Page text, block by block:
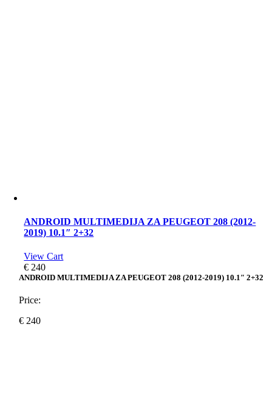
ANDROID MULTIMEDIJA ZA PEUGEOT 208 (2012-
2019) 10.1″ 2+32
View Cart
€ 240
ANDROID MULTIMEDIJA ZA PEUGEOT 208 (2012-2019) 10.1″ 2+32
Price:
€ 240